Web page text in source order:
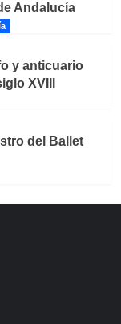
Andalucía
y anticuario
XVIII
del Ballet